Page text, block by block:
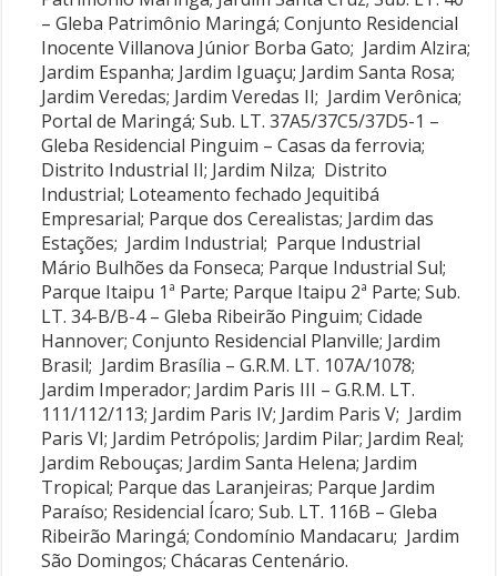
– Gleba Patrimônio Maringá; Conjunto Residencial
Inocente Villanova Júnior Borba Gato; Jardim Alzira;
Jardim Espanha; Jardim Iguaçu; Jardim Santa Rosa;
Jardim Veredas; Jardim Veredas II; Jardim Verônica;
Portal de Maringá; Sub. LT. 37A5/37C5/37D5-1 –
Gleba Residencial Pinguim – Casas da ferrovia;
Distrito Industrial II; Jardim Nilza; Distrito
Industrial; Loteamento fechado Jequitibá
Empresarial; Parque dos Cerealistas; Jardim das
Estações; Jardim Industrial; Parque Industrial
Mário Bulhões da Fonseca; Parque Industrial Sul;
Parque Itaipu 1ª Parte; Parque Itaipu 2ª Parte; Sub.
LT. 34-B/B-4 – Gleba Ribeirão Pinguim; Cidade
Hannover; Conjunto Residencial Planville; Jardim
Brasil; Jardim Brasília – G.R.M. LT. 107A/1078;
Jardim Imperador; Jardim Paris III – G.R.M. LT.
111/112/113; Jardim Paris IV; Jardim Paris V; Jardim
Paris VI; Jardim Petrópolis; Jardim Pilar; Jardim Real;
Jardim Rebouças; Jardim Santa Helena; Jardim
Tropical; Parque das Laranjeiras; Parque Jardim
Paraíso; Residencial Ícaro; Sub. LT. 116B – Gleba
Ribeirão Maringá; Condomínio Mandacaru; Jardim
São Domingos; Chácaras Centenário.